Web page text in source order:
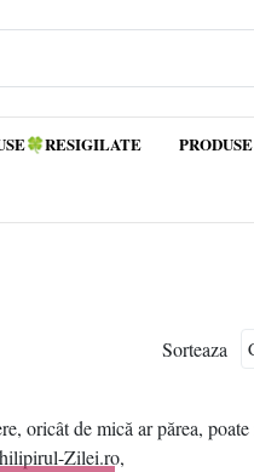
Sorteaza
oricât de mică ar părea,
Zilei.ro,